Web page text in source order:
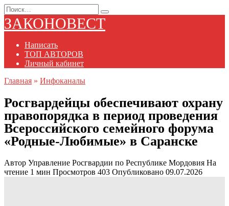
Перейти
к
содержанию
Search
for:
ЗАКОНОВЕСТ
Написать
ТОП АВТОРОВ
Личный кабинет
Главная » Инфоканалы
Росгвардейцы обеспечивают охрану
правопорядка в период проведения
Всероссийского семейного форума
«Родные-Любимые» в Саранске
Автор Управление Росгвардии по Республике Мордовия На
чтение 1 мин Просмотров 403 Опубликовано 09.07.2026